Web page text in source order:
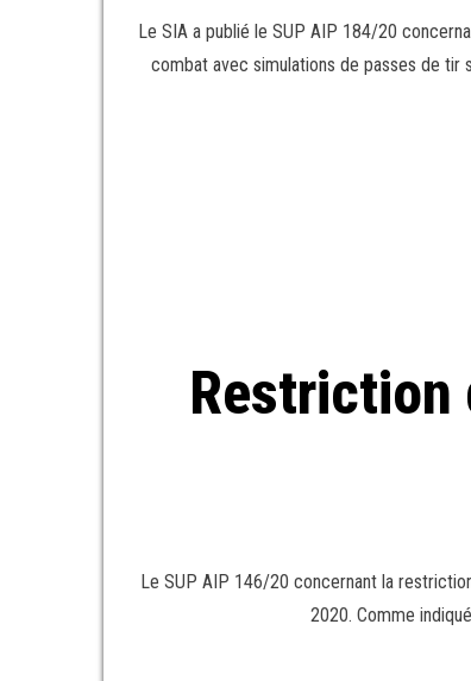
Le SIA a publié le SUP AIP 184/20
combat avec simulations de passes de tir
Restriction
Le SUP AIP 146/20 concernant la
2020. Comme